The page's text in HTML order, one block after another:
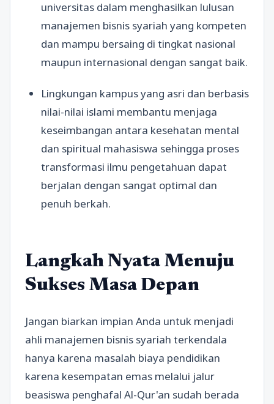
universitas dalam menghasilkan lulusan
manajemen bisnis syariah yang kompeten
dan mampu bersaing di tingkat nasional
maupun internasional dengan sangat baik.
Lingkungan kampus yang asri dan berbasis
nilai-nilai islami membantu menjaga
keseimbangan antara kesehatan mental
dan spiritual mahasiswa sehingga proses
transformasi ilmu pengetahuan dapat
berjalan dengan sangat optimal dan
penuh berkah.
Langkah Nyata Menuju
Sukses Masa Depan
Jangan biarkan impian Anda untuk menjadi
ahli manajemen bisnis syariah terkendala
hanya karena masalah biaya pendidikan
karena kesempatan emas melalui jalur
beasiswa penghafal Al-Qur'an sudah berada